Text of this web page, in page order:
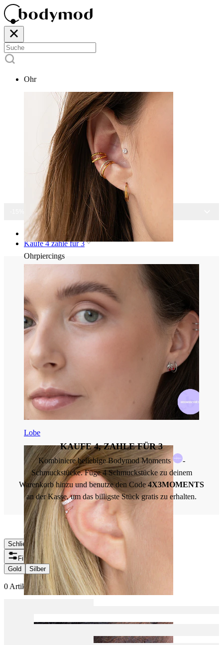
Ohr
Ohrpiercings
Lobe
-15% AUF ALLEN SCHMUCK
Startseite
Kaufe 4 zahle für 3
KAUFE 4, ZAHLE FÜR 3
Kombiniere beliebige Bodymod Moments
-
Schmuckstücke. Füge 4 Schmuckstücke zu deinem
Warenkorb hinzu und benutze den Code 4X3MOMENTS
an der Kasse, um das billigste Stück gratis zu erhalten.
Schliessen
Filter
Gold
Silber
0 Artikel gefunden